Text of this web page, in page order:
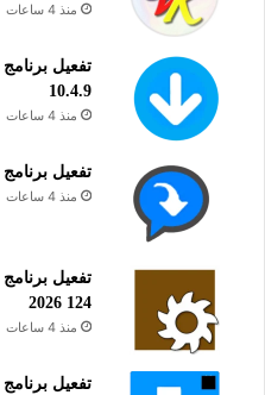
منذ 4 ساعات
10.4.9
منذ 4 ساعات
تفعيل برنامج Social Media Downloader 8.5.11
منذ 4 ساعات
2026 124
منذ 4 ساعات
تفعيل برنامج 4K Downloader 6.5.8